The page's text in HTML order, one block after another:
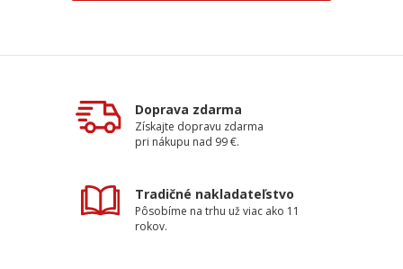
Doprava zdarma
Získajte dopravu zdarma
pri nákupu nad 99 €.
Tradičné nakladateľstvo
Pôsobíme na trhu už viac ako 11
rokov.